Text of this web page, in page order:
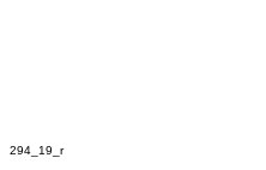
294_19_r